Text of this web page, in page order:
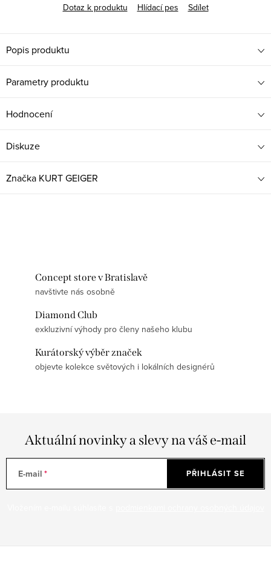
Dotaz k produktu
Hlídací pes Sdílet
Popis produktu
Parametry produktu
Hodnocení
Diskuze
Značka KURT GEIGER
Concept store v Bratislavě
navštivte nás osobně
Diamond Club
exkluzivní výhody pro členy našeho klubu
Kurátorský výběr značek
objevte kolekce světových i lokálních designérů
Aktuální novinky a slevy na váš e-mail
E-mail PŘIHLÁSIT SE